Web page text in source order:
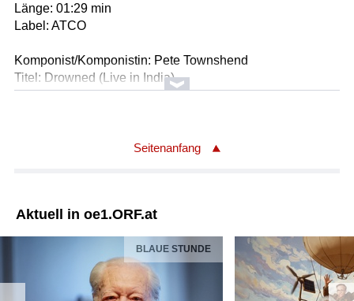
Länge: 01:29 min
Label: ATCO
Komponist/Komponistin: Pete Townshend
Titel: Drowned (Live in India)
Album: Who Came First (Deluxe)
Label: Eel Pie/Universal
Album: My Generation
Ausführende: The Who
Label: Brunswick/Universal
Seitenanfang
Aktuell in oe1.ORF.at
BLAUE STUNDE